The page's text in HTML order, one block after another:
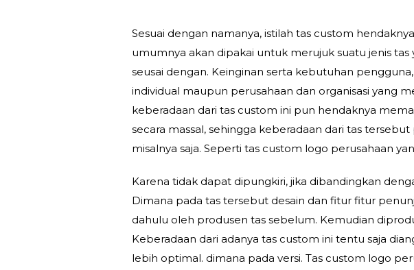
Sesuai dengan namanya, istilah tas custom
umumnya akan dipakai untuk merujuk suatu jenis tas
seusai dengan. Keinginan serta kebutuhan
individual maupun perusahaan dan organisasi yang
keberadaan dari tas custom ini pun hendaknya
secara massal, sehingga keberadaan dari tas
misalnya saja. Seperti tas custom logo perusahaan
Karena tidak dapat dipungkiri, jika dibandingkan
Dimana pada tas tersebut desain dan fitur fitur
dahulu oleh produsen tas sebelum. Kemudian
Keberadaan dari adanya tas custom ini tentu saja
lebih optimal. dimana pada versi. Tas custom logo